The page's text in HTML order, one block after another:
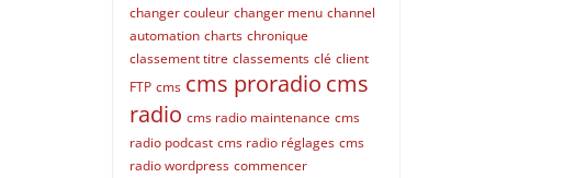
changer couleur changer menu channel
automation charts chronique
classement titre classements clé client
FTP cms cms proradio cms
radio cms radio maintenance cms
radio podcast cms radio réglages cms
radio wordpress commencer